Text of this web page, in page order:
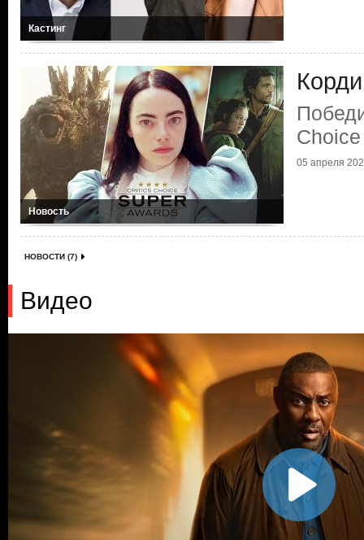
Кастинг
Новость
05 апреля
НОВОСТИ (7)
Видео